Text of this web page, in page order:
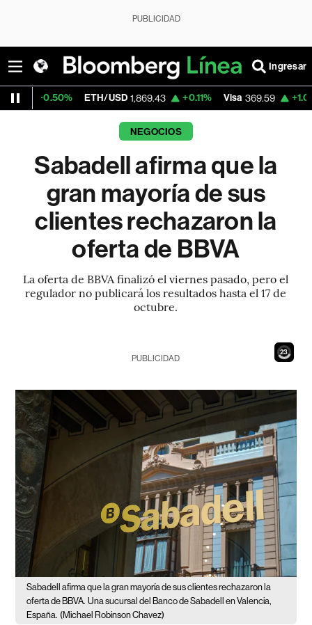
PUBLICIDAD
Ingresar
ETH/USD 1,869.43 +0.11% Visa 369.59 +1.07%
NEGOCIOS
Sabadell afirma que la
gran mayoría de sus
clientes rechazaron la
oferta de BBVA
La oferta de BBVA finalizó el viernes pasado, pero el
regulador no publicará los resultados hasta el 17 de
octubre.
21
PUBLICIDAD
Sabadell afirma que la gran mayoría de sus clientes rechazaron la
oferta de BBVA. Una sucursal del Banco de Sabadell en Valencia,
España. (Michael Robinson Chavez)